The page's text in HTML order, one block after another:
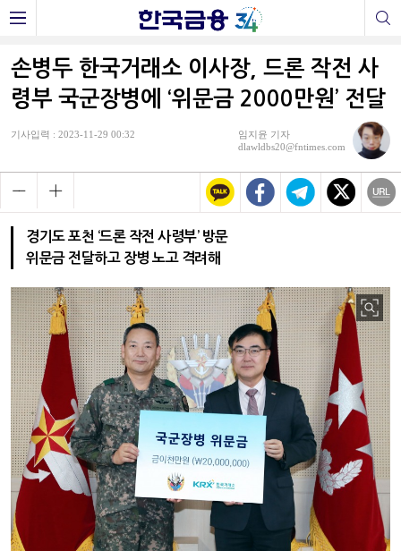
손병두 한국거래소 이사장, 드론 작전 사
령부 국군장병에 ‘위문금 2000만원’ 전달
기사입력 : 2023-11-29 00:32
임지윤 기자
dlawldbs20@fntimes.com
경기도 포천 ‘드론 작전 사령부’ 방문
위문금 전달하고 장병 노고 격려해